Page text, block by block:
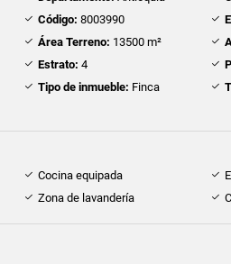
Código: 8003990
Área Terreno: 13500 m²
Estrato: 4
Tipo de inmueble: Finca
Cocina equipada
Zona de lavandería